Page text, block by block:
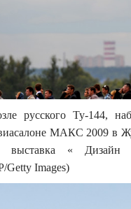
русского Ту-144,
МАКС 2009 в
выставка «
Images)